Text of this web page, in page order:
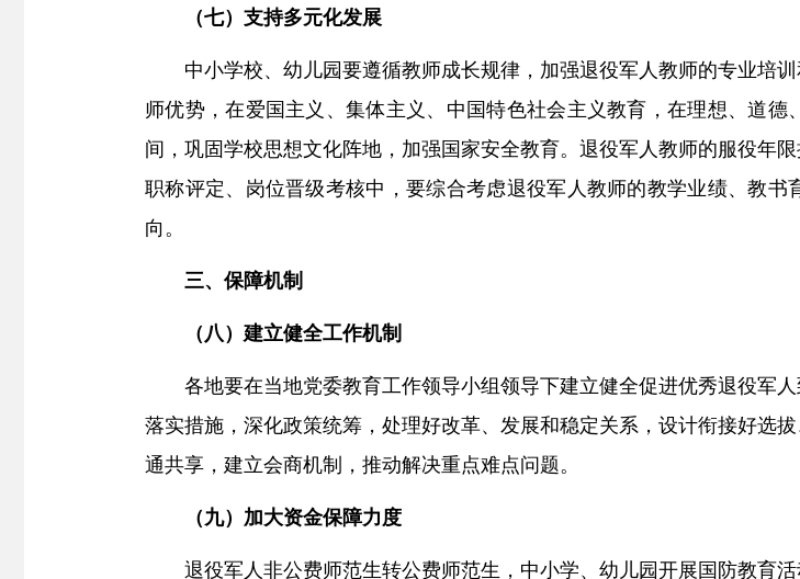
（七）支持多元化发展
中小学校、幼儿园要遵循教师成长规律，加强退役军人教师的专业培
师优势，在爱国主义、集体主义、中国特色社会主义教育，在理想、道
间，巩固学校思想文化阵地，加强国家安全教育。退役军人教师的服役年
职称评定、岗位晋级考核中，要综合考虑退役军人教师的教学业绩、教
向。
三、保障机制
（八） 建立健全工作机制
各地要在当地党委教育工作领导小组领导下建立健全促进优秀退役军
落实措施，深化政策统筹，处理好改革、发展和稳定关系，设计衔接好选
通共享，建立会商机制，推动解决重点难点问题。
（九） 加大资金保障力度
退役军人非公费师范生转公费师范生，中小学、幼儿园 开展 国防教育活